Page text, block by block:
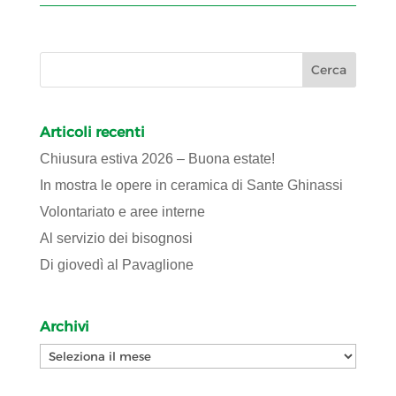
Articoli recenti
Chiusura estiva 2026 – Buona estate!
In mostra le opere in ceramica di Sante Ghinassi
Volontariato e aree interne
Al servizio dei bisognosi
Di giovedì al Pavaglione
Archivi
Archivi